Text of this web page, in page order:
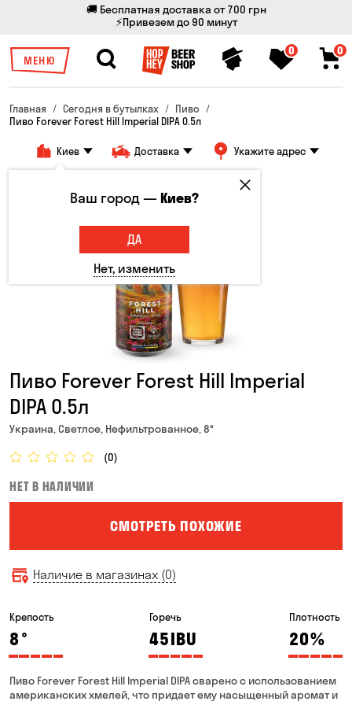
🚚 Бесплатная доставка от 700 грн
⚡Привезем до 90 минут
МЕНЮ
0 0
Главная Сегодня в бутылках
Пиво
Пиво Forever Forest Hill Imperial DIPA 0.5л
Киев Доставка Укажите адрес
Пиво Forever Forest Hill Imperial
DIPA 0.5л
Украина, Светлое, Нефильтрованное, 8°
(0)
НЕТ В НАЛИЧИИ
СМОТРЕТЬ ПОХОЖИЕ
Наличие в магазинах (0)
Крепость
8°
Горечь
45IBU
Плотность
20%
Пиво Forever Forest Hill Imperial DIPA сварено с использованием
американских хмелей, что придает ему насыщенный аромат и
Ваш город —Киев?
ДА
Нет, изменить